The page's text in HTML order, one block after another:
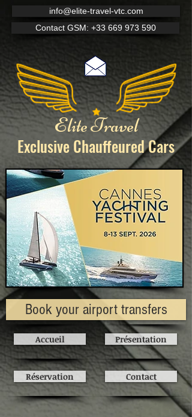
info@elite-travel-vtc.com
Contact GSM: +33 669 973 590
Elite Travel
Exclusive ChauffeuredCars
Book your airport transfers
Accueil
Réservation
Présentation
Contact